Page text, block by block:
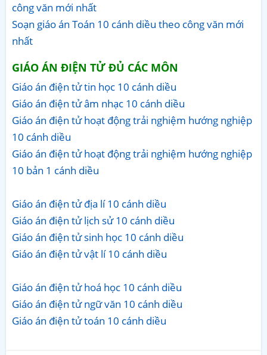
công văn mới nhất
Soạn giáo án Toán 10 cánh diều theo công văn mới
nhất
GIÁO ÁN ĐIỆN TỬ ĐỦ CÁC MÔN
Giáo án điện tử tin học 10 cánh diều
Giáo án điện tử âm nhạc 10 cánh diều
Giáo án điện tử hoạt động trải nghiệm hướng nghiệp
10 cánh diều
Giáo án điện tử hoạt động trải nghiệm hướng nghiệp
10 bản 1 cánh diều
Giáo án điện tử địa lí 10 cánh diều
Giáo án điện tử lịch sử 10 cánh diều
Giáo án điện tử sinh học 10 cánh diều
Giáo án điện tử vật lí 10 cánh diều
Giáo án điện tử hoá học 10 cánh diều
Giáo án điện tử ngữ văn 10 cánh diều
Giáo án điện tử toán 10 cánh diều